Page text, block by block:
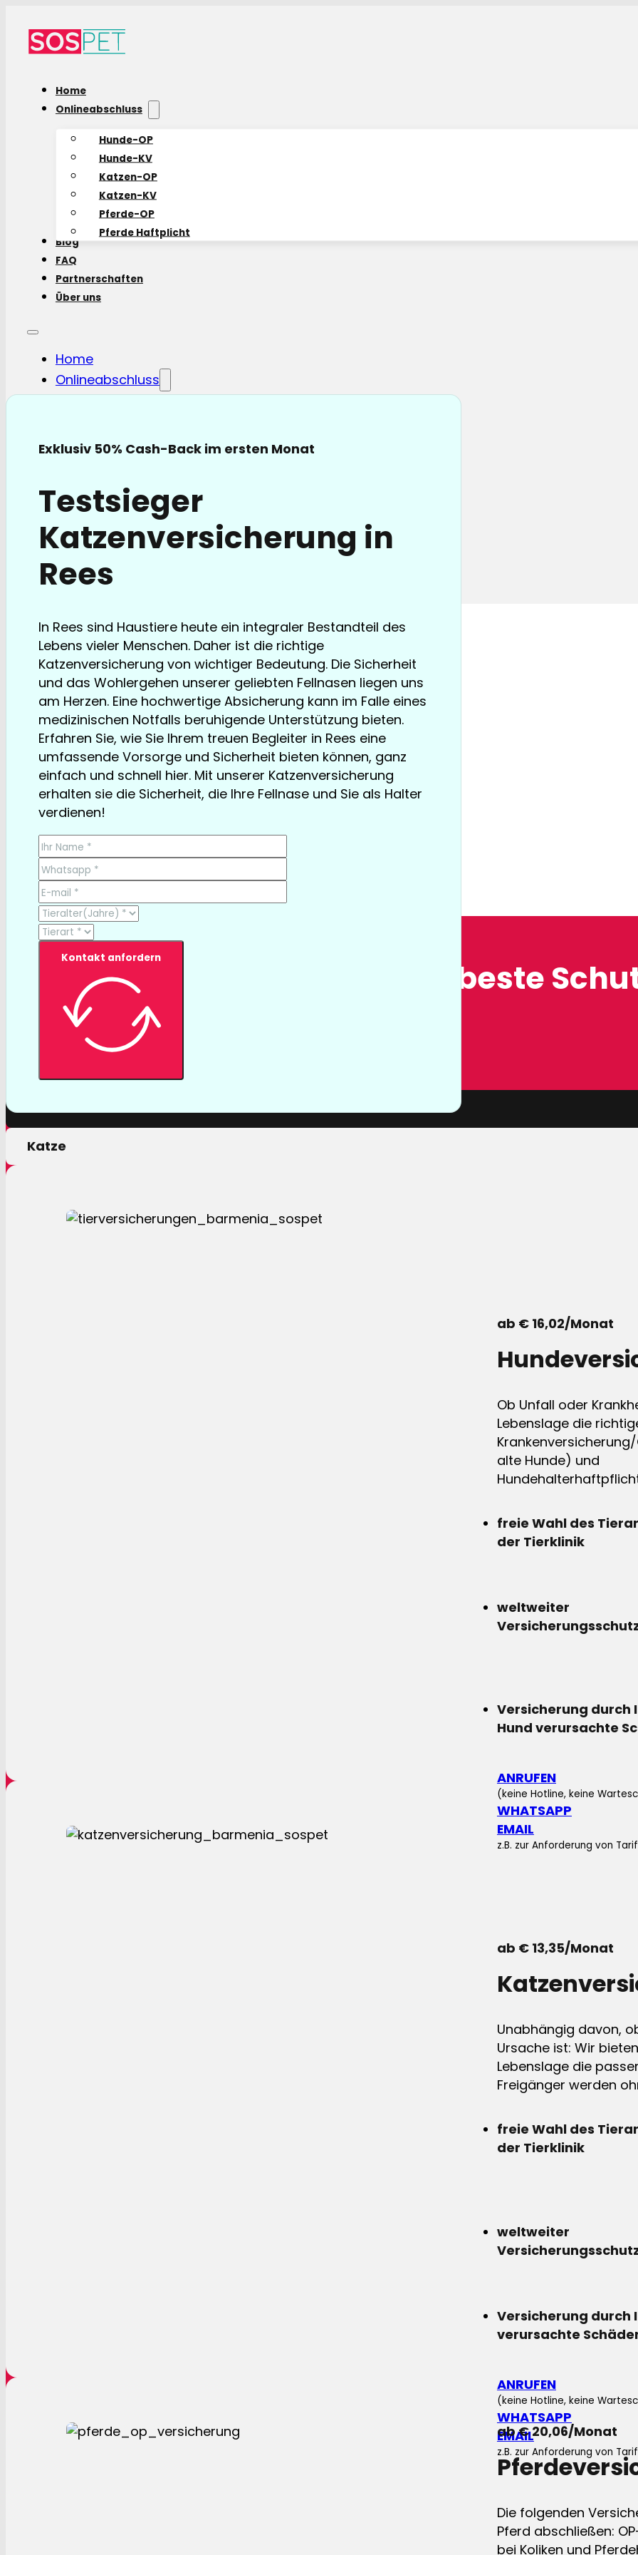
Home
Onlineabschluss
Hunde-OP
Hunde-KV
Katzen-OP
Katzen-KV
Pferde-OP
Pferde Haftplicht
Blog
FAQ
Partnerschaften
Über uns
Home
Onlineabschluss
Hunde-OP
Katzen-KV
Pferde Haftplicht
Blog
FAQ
Partnerschaften
Über uns
Exklusiv 50% Cash-Back im ersten Monat
Testsieger
Katzenversicherung in
Rees
In Rees sind Haustiere heute ein integraler Bestandteil des
Lebens vieler Menschen. Daher ist die richtige
Katzenversicherung von wichtiger Bedeutung. Die Sicherheit
und das Wohlergehen unserer geliebten Fellnasen liegen uns
am Herzen. Eine hochwertige Absicherung kann im Falle eines
medizinischen Notfalls beruhigende Unterstützung bieten.
Erfahren Sie, wie Sie Ihrem treuen Begleiter in Rees eine
umfassende Vorsorge und Sicherheit bieten können, ganz
einfach und schnell hier. Mit unserer Katzenversicherung
erhalten sie die Sicherheit, die Ihre Fellnase und Sie als Halter
verdienen!
Kontakt anfordern
TESTSIEGER bereits ab € 13,35/Monat
Tierversicherung, der beste
Mit einer Tierversicherung der Barmenia profitieren sie nicht
nur von erstklassigen Leistungen, sondern auch von unserer
Hund
Katze
ab € 16,02/Monat
Ob Unfall oder
Lebenslage die
alte Hunde) und
freie Wahl des
der Tierklinik
weltweiter
Versicherung durch
Hund verursachte
ANRUFEN
(keine Hotline, keine
WHATSAPP
EMAIL
z.B. zur Anforderung von
ab € 13,35/Monat
Unabhängig davon,
Ursache ist: Wir
Lebenslage die
Freigänger werden
freie Wahl des
der Tierklinik
weltweiter
Versicherung durch
verursachte
ANRUFEN
(keine Hotline, keine
WHATSAPP
EMAIL
z.B. zur Anforderung von
ab € 20,06/Monat
Die folgenden
Pferd abschließen:
bei Koliken und